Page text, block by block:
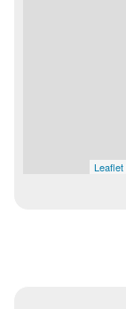
Leaflet